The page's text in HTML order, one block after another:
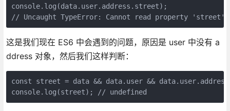
console.log(data.user.address.street);
// Uncaught TypeError: Cannot read property 'street'
这是我们现在 ES6 中会遇到的问题，原因是 user 中没有 a
ddress 对象，然后我们这样判断：
const street = data && data.user &&
console.log(street); // undefined